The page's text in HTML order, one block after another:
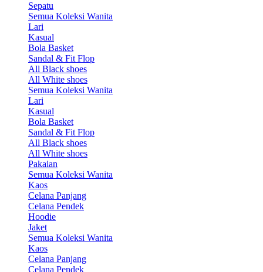
Sepatu
Semua Koleksi Wanita
Lari
Kasual
Bola Basket
Sandal & Fit Flop
All Black shoes
All White shoes
Semua Koleksi Wanita
Lari
Kasual
Bola Basket
Sandal & Fit Flop
All Black shoes
All White shoes
Pakaian
Semua Koleksi Wanita
Kaos
Celana Panjang
Celana Pendek
Hoodie
Jaket
Semua Koleksi Wanita
Kaos
Celana Panjang
Celana Pendek